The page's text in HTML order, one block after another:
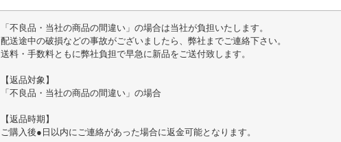
「不良品・当社の商品の間違い」の場合は当社が負担いたします。
配送途中の破損などの事故がございましたら、弊社までご連絡下さい。
送料・手数料ともに弊社負担で早急に新品をご送付致します。
【返品対象】
「不良品・当社の商品の間違い」の場合
【返品時期】
ご購入後●日以内にご連絡があった場合に返金可能となります。